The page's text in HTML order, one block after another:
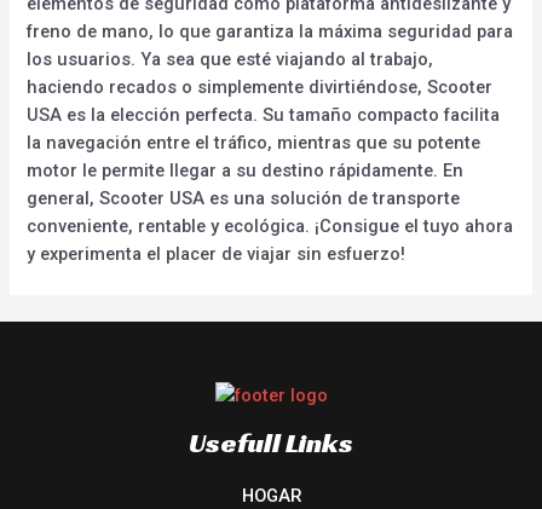
freno de mano, lo que garantiza la máxima seguridad para
los usuarios. Ya sea que esté viajando al trabajo,
haciendo recados o simplemente divirtiéndose, Scooter
USA es la elección perfecta. Su tamaño compacto facilita
la navegación entre el tráfico, mientras que su potente
motor le permite llegar a su destino rápidamente. En
general, Scooter USA es una solución de transporte
conveniente, rentable y ecológica. ¡Consigue el tuyo ahora
y experimenta el placer de viajar sin esfuerzo!
Usefull Links
HOGAR